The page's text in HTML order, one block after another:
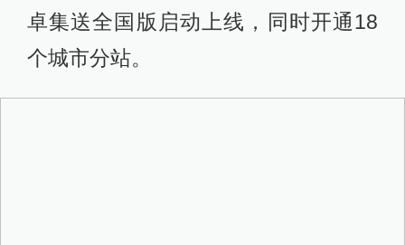
卓集送全国版启动上线，同时开通18
个城市分站。